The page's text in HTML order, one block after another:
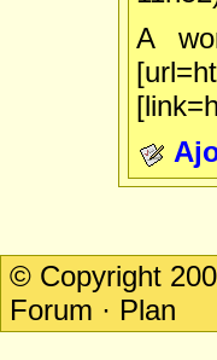
A
© Copyright
Forum · Plan